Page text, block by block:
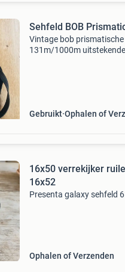
Sehfeld BOB
Vintage bob prismatische
131m/1000m
Gebruikt Ophalen of
16x50 verrekijker
16x52
Presenta galaxy sehfeld
Ophalen of Verzenden